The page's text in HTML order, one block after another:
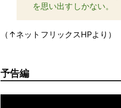
を思い出すしかない。
（↑ネットフリックスHPより）
予告編